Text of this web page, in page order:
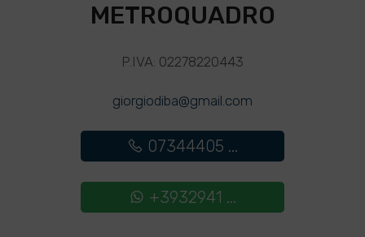
METROQUADRO
P.IVA: 02278220443
giorgiodiba@gmail.com
07344405 ...
+3932941 ...